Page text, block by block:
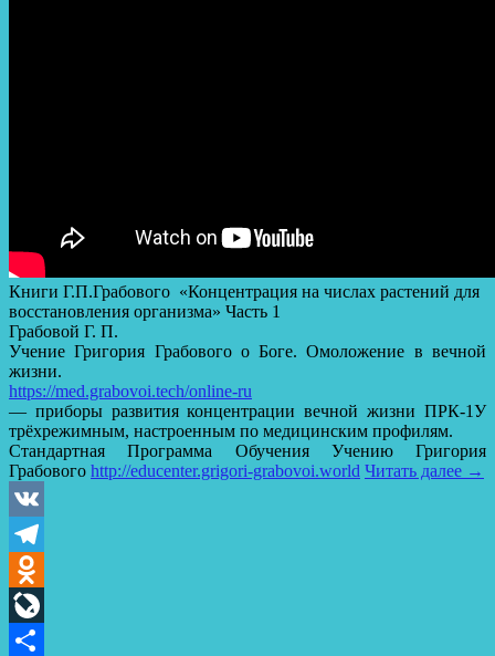
Книги Г.П.Грабового «Концентрация на числах растений для
восстановления организма» Часть 1
Грабовой Г. П.
Учение Григория Грабового о Боге. Омоложение в вечной
жизни.
https://med.grabovoi.tech/online-ru​
— приборы развития концентрации вечной жизни ПРК-1У
трёхрежимным, настроенным по медицинским профилям.
Стандартная Программа Обучения Учению Григория
Грабового http://educenter.grigori-grabovoi.world​ Читать далее →
VK
Telegram
Odnoklassniki
LiveJournal